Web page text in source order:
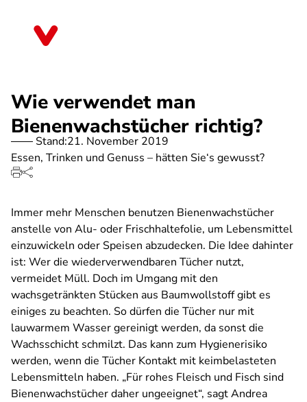
Wie verwendet man
Bienenwachstücher richtig?
Stand:21. November 2019
Essen, Trinken und Genuss – hätten Sie‘s gewusst?
Immer mehr Menschen benutzen Bienenwachstücher
anstelle von Alu- oder Frischhaltefolie, um Lebensmittel
einzuwickeln oder Speisen abzudecken. Die Idee dahinter
ist: Wer die wiederverwendbaren Tücher nutzt,
vermeidet Müll. Doch im Umgang mit den
wachsgetränkten Stücken aus Baumwollstoff gibt es
einiges zu beachten. So dürfen die Tücher nur mit
lauwarmem Wasser gereinigt werden, da sonst die
Wachsschicht schmilzt. Das kann zum Hygienerisiko
werden, wenn die Tücher Kontakt mit keimbelasteten
Lebensmitteln haben. „Für rohes Fleisch und Fisch sind
Bienenwachstücher daher ungeeignet“, sagt Andrea